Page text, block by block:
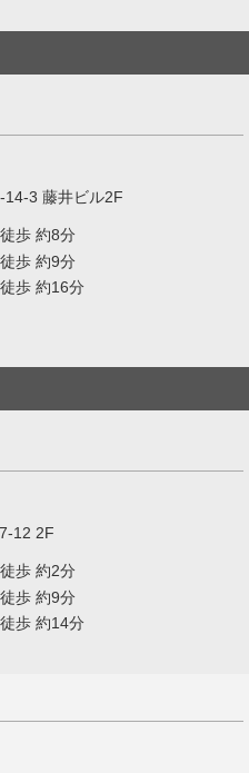
14-3 藤井ビル2F
歩 約8分
歩 約9分
歩 約16分
12 2F
歩 約2分
歩 約9分
歩 約14分